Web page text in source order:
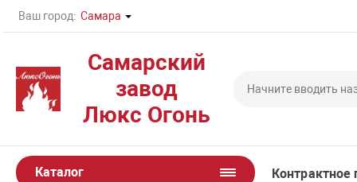
Ваш город: Самара
Самарский
завод
Люкс Огонь
Каталог Контрактное